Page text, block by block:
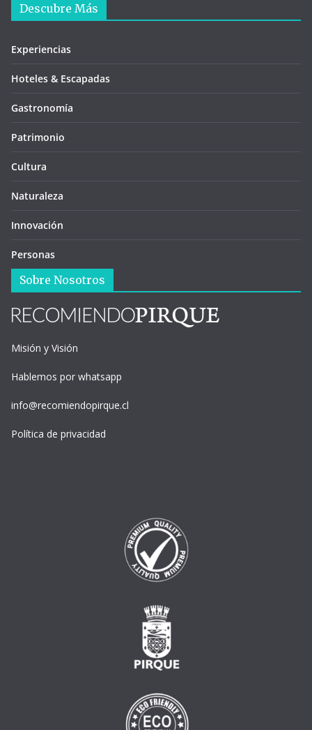
Descubre Más
Experiencias
Hoteles & Escapadas
Gastronomía
Patrimonio
Cultura
Naturaleza
Innovación
Personas
Sobre Nosotros
Misión y Visión
Hablemos por whatsapp
info@recomiendopirque.cl
Política de privacidad